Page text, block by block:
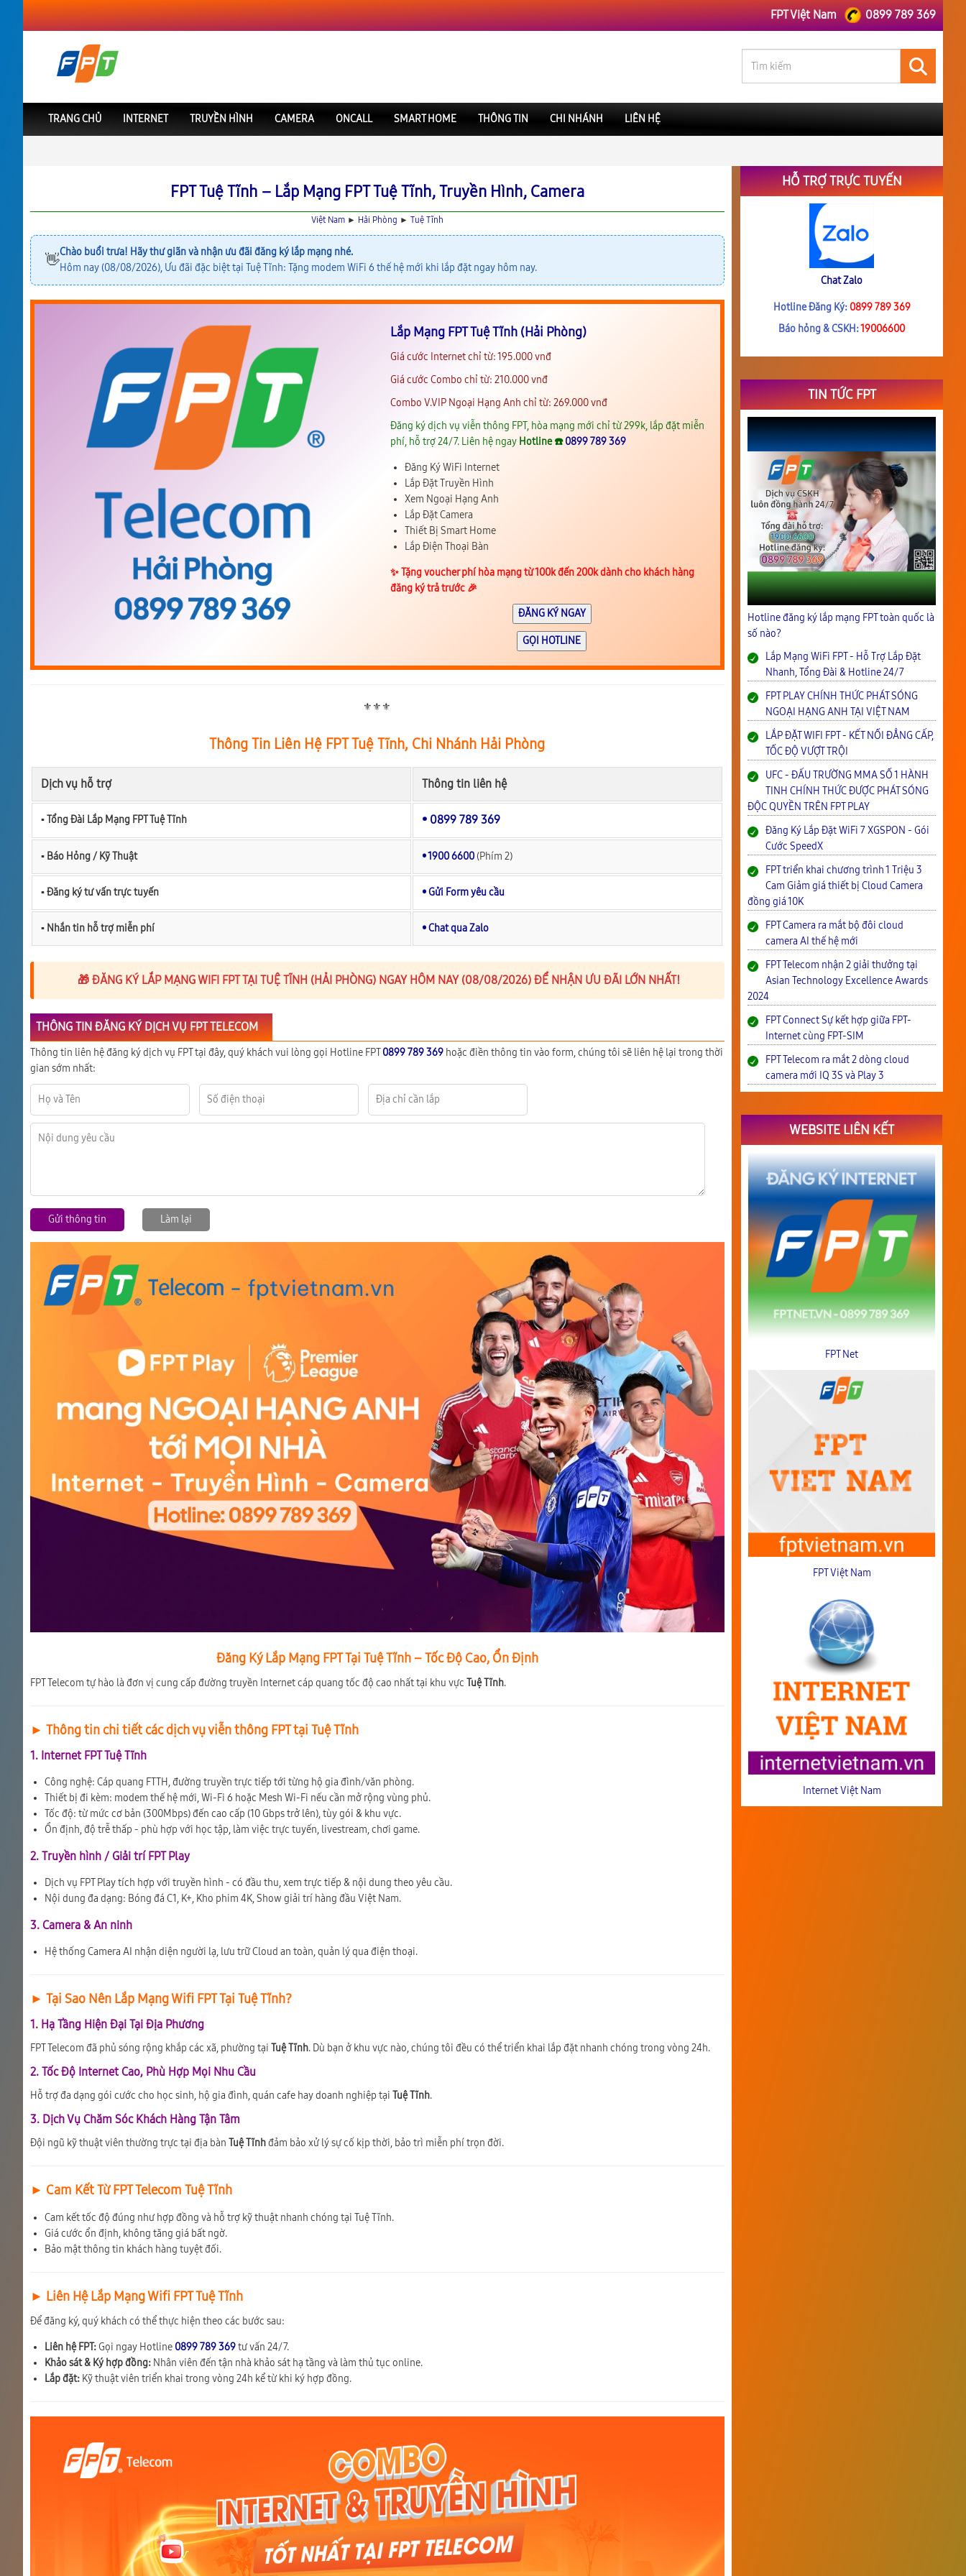
FPT Việt Nam 0899 789 369
TRANG CHỦ INTERNET TRUYỀN HÌNH CAMERA ONCALL SMART HOME THÔNG TIN CHI NHÁNH LIÊN HỆ
FPT Tuệ Tĩnh – Lắp Mạng FPT Tuệ Tĩnh, Truyền Hình, Camera
Việt Nam► Hải Phòng ► Tuệ Tĩnh
👋Chào buổi trưa! Hãy thư giãn và nhận ưu đãi đăng ký lắp mạng nhé.
Hôm nay (08/08/2026), Ưu đãi đặc biệt tại Tuệ Tĩnh: Tặng modem WiFi 6 thế hệ mới khi lắp đặt ngay hôm nay.
Lắp Mạng FPT Tuệ Tĩnh (Hải Phòng)
Giá cước Internet chỉ từ: 195.000 vnđ
Giá cước Combo chỉ từ: 210.000 vnđ
Combo V.VIP Ngoại Hạng Anh chỉ từ: 269.000 vnđ
Đăng ký dịch vụ viễn thông FPT, hòa mạng mới chỉ từ 299k, lắp đặt miễn
phí, hỗ trợ 24/7. Liên hệ ngay Hotline ☎️0899 789 369
Đăng Ký WiFi Internet
Lắp Đặt Truyền Hình
Xem Ngoại Hạng Anh
Lắp Đặt Camera
Thiết Bị Smart Home
Lắp Điện Thoại Bàn
✨️ Tặng voucher phí hòa mạng từ 100k đến 200k dành cho khách hàng
đăng ký trả trước 🎉
ĐĂNG KÝ NGAY
GỌI HOTLINE
⚜️⚜️⚜️
Thông Tin Liên Hệ FPT Tuệ Tĩnh, Chi Nhánh Hải Phòng
Dịch vụ hỗ trợ Thông tin liên hệ
▪︎ Tổng Đài Lắp Mạng FPT Tuệ Tĩnh • 0899 789 369
▪︎ Báo Hỏng / Kỹ Thuật • 1900 6600 (Phím 2)
▪︎ Đăng ký tư vấn trực tuyến • Gửi Form yêu cầu
▪︎ Nhắn tin hỗ trợ miễn phí • Chat qua Zalo
🎁 ĐĂNG KÝ LẮP MẠNG WIFI FPT TẠI TUỆ TĨNH (HẢI PHÒNG) NGAY HÔM NAY (08/08/2026) ĐỂ NHẬN ƯU ĐÃI LỚN NHẤT!
THÔNG TIN ĐĂNG KÝ DỊCH VỤ FPT TELECOM
Thông tin liên hệ đăng ký dịch vụ FPT tại đây, quý khách vui lòng gọi Hotline FPT0899 789 369 hoặc điền thông tin vào form, chúng tôi sẽ liên hệ lại trong thời
gian sớm nhất:
Gửi thông tin Làm lại
Đăng Ký Lắp Mạng FPT Tại Tuệ Tĩnh – Tốc Độ Cao, Ổn Định
FPT Telecom tự hào là đơn vị cung cấp đường truyền Internet cáp quang tốc độ cao nhất tại khu vực Tuệ Tĩnh.
► Thông tin chi tiết các dịch vụ viễn thông FPT tại Tuệ Tĩnh
1. Internet FPT Tuệ Tĩnh
Công nghệ: Cáp quang FTTH, đường truyền trực tiếp tới từng hộ gia đình/văn phòng.
Thiết bị đi kèm: modem thế hệ mới, Wi-Fi 6 hoặc Mesh Wi-Fi nếu cần mở rộng vùng phủ.
Tốc độ: từ mức cơ bản (300Mbps) đến cao cấp (10 Gbps trở lên), tùy gói & khu vực.
Ổn định, độ trễ thấp - phù hợp với học tập, làm việc trực tuyến, livestream, chơi game.
2. Truyền hình / Giải trí FPT Play
Dịch vụ FPT Play tích hợp với truyền hình - có đầu thu, xem trực tiếp & nội dung theo yêu cầu.
Nội dung đa dạng: Bóng đá C1, K+, Kho phim 4K, Show giải trí hàng đầu Việt Nam.
3. Camera & An ninh
Hệ thống Camera AI nhận diện người lạ, lưu trữ Cloud an toàn, quản lý qua điện thoại.
► Tại Sao Nên Lắp Mạng Wifi FPT Tại Tuệ Tĩnh?
1. Hạ Tầng Hiện Đại Tại Địa Phương
FPT Telecom đã phủ sóng rộng khắp các xã, phường tại Tuệ Tĩnh. Dù bạn ở khu vực nào, chúng tôi đều có thể triển khai lắp đặt nhanh chóng trong vòng 24h.
2. Tốc Độ Internet Cao, Phù Hợp Mọi Nhu Cầu
Hỗ trợ đa dạng gói cước cho học sinh, hộ gia đình, quán cafe hay doanh nghiệp tại Tuệ Tĩnh.
3. Dịch Vụ Chăm Sóc Khách Hàng Tận Tâm
Đội ngũ kỹ thuật viên thường trực tại địa bàn Tuệ Tĩnhđảm bảo xử lý sự cố kịp thời, bảo trì miễn phí trọn đời.
► Cam Kết Từ FPT Telecom Tuệ Tĩnh
Cam kết tốc độ đúng như hợp đồng và hỗ trợ kỹ thuật nhanh chóng tại Tuệ Tĩnh.
Giá cước ổn định, không tăng giá bất ngờ.
Bảo mật thông tin khách hàng tuyệt đối.
► Liên Hệ Lắp Mạng Wifi FPT Tuệ Tĩnh
Để đăng ký, quý khách có thể thực hiện theo các bước sau:
Liên hệ FPT: Gọi ngay Hotline 0899 789 369tư vấn 24/7.
Khảo sát & Ký hợp đồng: Nhân viên đến tận nhà khảo sát hạ tầng và làm thủ tục online.
Lắp đặt: Kỹ thuật viên triển khai trong vòng 24h kể từ khi ký hợp đồng.
HỖ TRỢ TRỰC TUYẾN
Chat Zalo
Hotline Đăng Ký: 0899 789 369
Báo hỏng & CSKH:19006600
TIN TỨC FPT
Hotline đăng ký lắp mạng FPT toàn quốc là
số nào?
Lắp Mạng WiFi FPT - Hỗ Trợ Lắp Đặt
Nhanh, Tổng Đài & Hotline 24/7
FPT PLAY CHÍNH THỨC PHÁT SÓNG
NGOẠI HẠNG ANH TẠI VIỆT NAM
LẮP ĐẶT WIFI FPT - KẾT NỐI ĐẲNG CẤP,
TỐC ĐỘ VƯỢT TRỘI
UFC - ĐẤU TRƯỜNG MMA SỐ 1 HÀNH
TINH CHÍNH THỨC ĐƯỢC PHÁT SÓNG
ĐỘC QUYỀN TRÊN FPT PLAY
Đăng Ký Lắp Đặt WiFi 7 XGSPON - Gói
Cước SpeedX
FPT triển khai chương trình 1 Triệu 3
Cam Giảm giá thiết bị Cloud Camera
đồng giá 10K
FPT Camera ra mắt bộ đôi cloud
camera AI thế hệ mới
FPT Telecom nhận 2 giải thưởng tại
Asian Technology Excellence Awards
2024
FPT Connect Sự kết hợp giữa FPT-
Internet cùng FPT-SIM
FPT Telecom ra mắt 2 dòng cloud
camera mới IQ 3S và Play 3
WEBSITE LIÊN KẾT
FPT Net
FPT Việt Nam
Internet Việt Nam